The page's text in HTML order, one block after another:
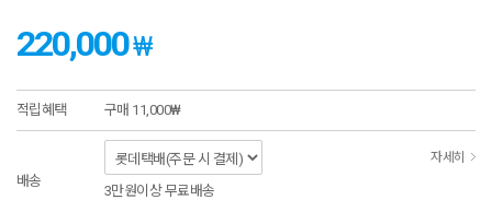
220,000₩
적립혜택 구매 11,000₩
배송
자세히
3만원이상 무료배송